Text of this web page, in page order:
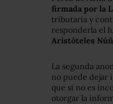
firmada por la
tributaria y
responderla el
Aristóteles
La segunda
no puede dejar
que si no es
otorgar la